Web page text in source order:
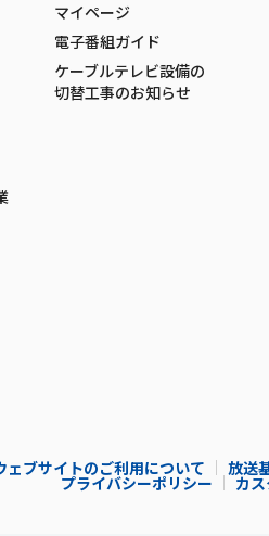
マイページ
電子番組ガイド
ケーブルテレビ設備の
切替工事のお知らせ
ェブサイトのご利用について 放送
プライバシーポリシー カ